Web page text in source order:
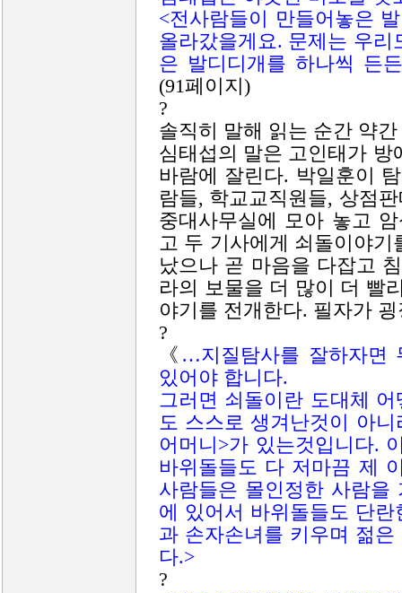
<전사람들이 만들어놓은
올라갔을게요. 문제는 우
은 발디디개를 하나씩 든
(91페이지)
?
솔직히 말해 읽는 순간 약
심태섭의 말은 고인태가
바람에 잘린다. 박일훈이
람들, 학교교직원들, 상점
중대사무실에 모아 놓고
고 두 기사에게 쇠돌이야
났으나 곧 마음을 다잡고
라의 보물을 더 많이 더 빨
야기를 전개한다. 필자가
?
《 …지질탐사를 잘하자면
있어야 합니다.
그러면 쇠돌이란 도대체
도 스스로 생겨난것이 아
어머니>가 있는것입니다.
바위돌들도 다 저마끔 제
사람들은 몰인정한 사람을
에 있어서 바위돌들도 단
과 손자손녀를 키우며 젊
다.>
?